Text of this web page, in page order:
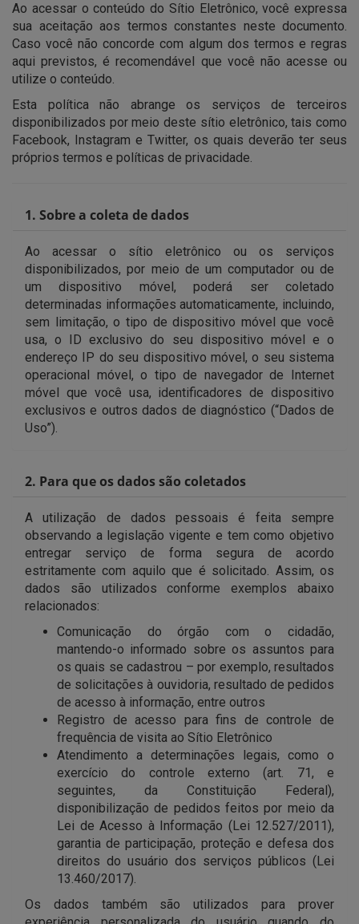
Ao acessar o conteúdo do Sítio Eletrônico, você expressa
sua aceitação aos termos constantes neste documento.
Caso você não concorde com algum dos termos e regras
aqui previstos, é recomendável que você não acesse ou
utilize o conteúdo.
Esta política não abrange os serviços de terceiros
disponibilizados por meio deste sítio eletrônico, tais como
Facebook, Instagram e Twitter, os quais deverão ter seus
próprios termos e políticas de privacidade.
1. Sobre a coleta de dados
Ao acessar o sítio eletrônico ou os serviços
disponibilizados, por meio de um computador ou de
um dispositivo móvel, poderá ser coletado
determinadas informações automaticamente, incluindo,
sem limitação, o tipo de dispositivo móvel que você
usa, o ID exclusivo do seu dispositivo móvel e o
endereço IP do seu dispositivo móvel, o seu sistema
operacional móvel, o tipo de navegador de Internet
móvel que você usa, identificadores de dispositivo
exclusivos e outros dados de diagnóstico (“Dados de
Uso”).
2. Para que os dados são coletados
A utilização de dados pessoais é feita sempre
observando a legislação vigente e tem como objetivo
entregar serviço de forma segura de acordo
estritamente com aquilo que é solicitado. Assim, os
dados são utilizados conforme exemplos abaixo
relacionados:
Comunicação do órgão com o cidadão,
mantendo-o informado sobre os assuntos para
os quais se cadastrou – por exemplo, resultados
de solicitações à ouvidoria, resultado de pedidos
de acesso à informação, entre outros
Registro de acesso para fins de controle de
frequência de visita ao Sítio Eletrônico
Atendimento a determinações legais, como o
exercício do controle externo (art. 71, e
seguintes, da Constituição Federal),
disponibilização de pedidos feitos por meio da
Lei de Acesso à Informação (Lei 12.527/2011),
garantia de participação, proteção e defesa dos
direitos do usuário dos serviços públicos (Lei
13.460/2017).
Os dados também são utilizados para prover